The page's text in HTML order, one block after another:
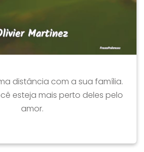
distância com a sua família.
esteja mais perto deles pelo
amor.